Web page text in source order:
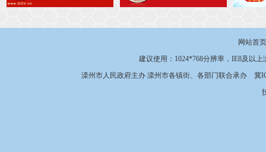
网站首页
建议使用：1024*768分辨率，IE8及以
滦州市人民政府主办 滦州市各镇街、各部门联合承办冀